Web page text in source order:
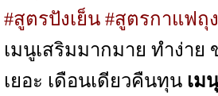
#สูตรปังเย็น #สูตรกาแฟถุ
เมนูเสริมมากมาย ทำง่าย
เยอะ เดือนเดียวคืนทุน เม